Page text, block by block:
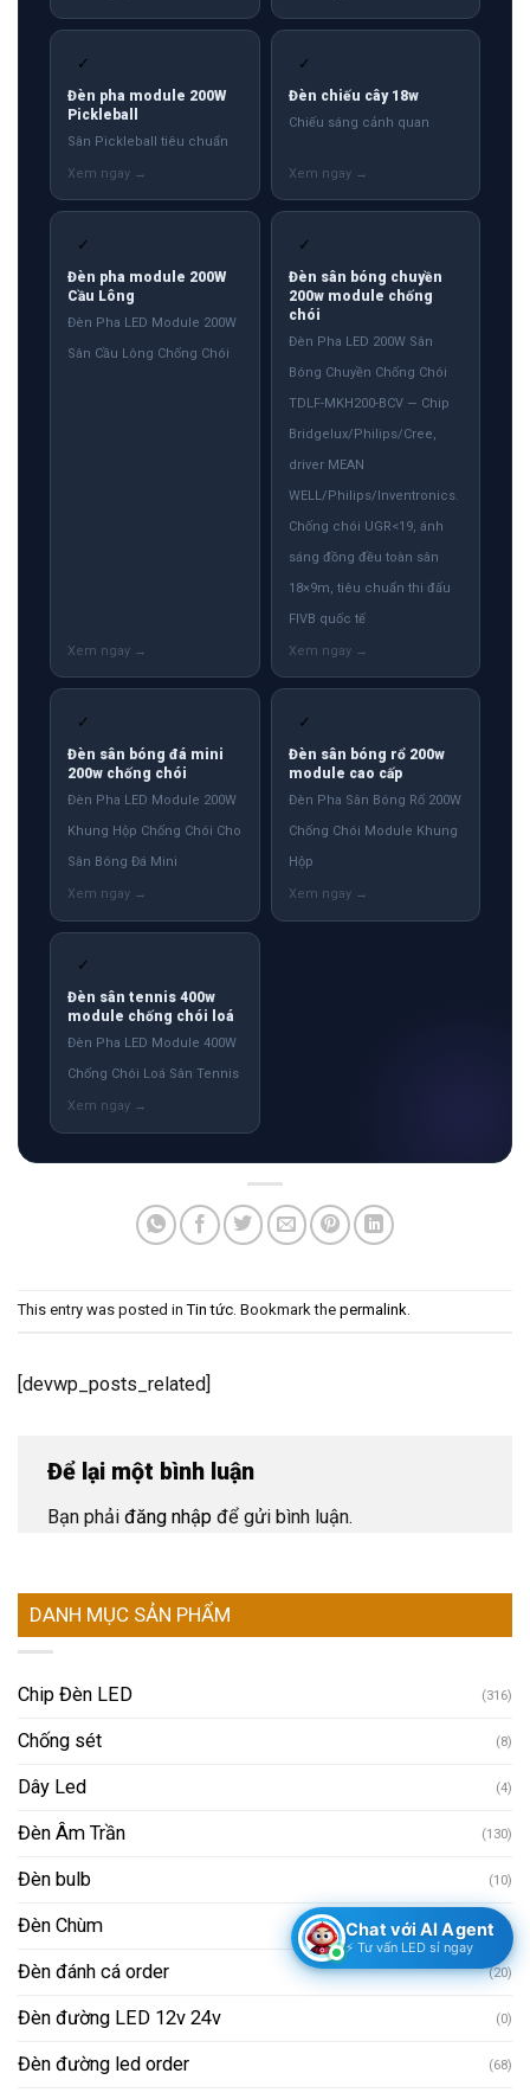
✓
Đèn pha module 200W
Pickleball
Sân Pickleball tiêu chuẩn
✓
Đèn chiếu cây 18w
Chiếu sáng cảnh quan
✓
Đèn pha module 200W
Cầu Lông
Đèn Pha LED Module 200W
Sân Cầu Lông Chống Chói
✓
Đèn sân bóng chuyền
200w module chống
chói
Đèn Pha LED 200W Sân
Bóng Chuyền Chống Chói
TDLF-MKH200-BCV — Chip
Bridgelux/Philips/Cree,
driver MEAN
WELL/Philips/Inventronics.
Chống chói UGR<19, ánh
sáng đồng đều toàn sân
18×9m, tiêu chuẩn thi đấu
FIVB quốc tế
✓
Đèn sân bóng đá mini
200w chống chói
Đèn Pha LED Module 200W
Khung Hộp Chống Chói Cho
Sân Bóng Đá Mini
✓
Đèn sân bóng rổ 200w
module cao cấp
Đèn Pha Sân Bóng Rổ 200W
Chống Chói Module Khung
Hộp
✓
Đèn sân tennis 400w
module chống chói loá
Đèn Pha LED Module 400W
Chống Chói Loá Sân Tennis
This entry was posted inTin tức. Bookmark the permalink.
[devwp_posts_related]
Để lại một bình luận
Bạn phải đăng nhập để gửi bình luận.
DANH MỤC SẢN PHẨM
Chip Đèn LED (316)
Chống sét (8)
Dây Led (4)
Đèn Âm Trần (130)
Đèn bulb (10)
Đèn Chùm (4)
Đèn đánh cá order (20)
Đèn đường LED 12v 24v (0)
Đèn đường led order (68)
Chat với AI Agent
⚡ Tư vấn LED sỉ ngay